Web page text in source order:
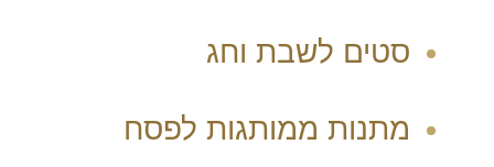
סטים לשבת וחג
מתנות ממותגות לפסח